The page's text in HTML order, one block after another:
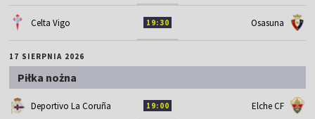
Celta Vigo 19:30 Osasuna
17 SIERPNIA 2026
Piłka nożna
Deportivo La Coruña 19:00 Elche CF